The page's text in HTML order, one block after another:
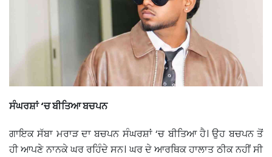
ਸੰਘਰਸ਼ਾਂ ‘ਚ ਬੀਤਿਆ ਬਚਪਨ
ਗਾਇਕ ਸੱਬਾ ਮਰਾੜ ਦਾ ਬਚਪਨ ਸੰਘਰਸ਼ਾਂ ‘ਚ ਬੀਤਿਆ ਹੈ। ਉਹ ਬਚਪਨ ਤੋਂ
ਹੀ ਆਪਣੇ ਨਾਨਕੇ ਘਰ ਰਹਿੰਦੇ ਸਨ। ਘਰ ਦੇ ਆਰਥਿਕ ਹਾਲਾਤ ਠੀਕ ਨਹੀਂ ਸੀ